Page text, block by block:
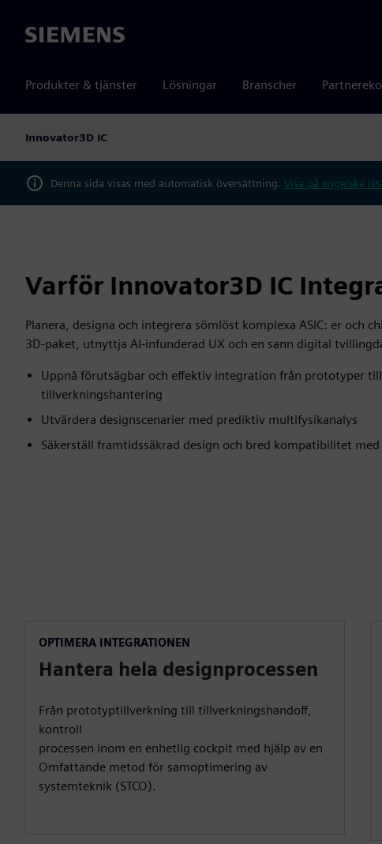
Siemens
Produkter & tjänster Lösningar Branscher
Innovator3D IC
Denna sida visas med automatisk översättning. Visa på engelska
Varför Innovator3D IC
Planera, designa och integrera sömlöst komplexa ASIC: er och
3D-paket, utnyttja AI-infunderad UX och en sann digital
Uppnå förutsägbar och effektiv integration från prototyper till
tillverkningshantering
Utvärdera designscenarier med prediktiv multifysikanalys
Säkerställ framtidssäkrad design och bred kompatibilitet med
OPTIMERA INTEGRATIONEN
Hantera hela designprocessen
Från prototyptillverkning till tillverkningshandoff,
kontroll
processen inom en enhetlig cockpit med hjälp av en
Omfattande metod för samoptimering av
systemteknik (STCO).